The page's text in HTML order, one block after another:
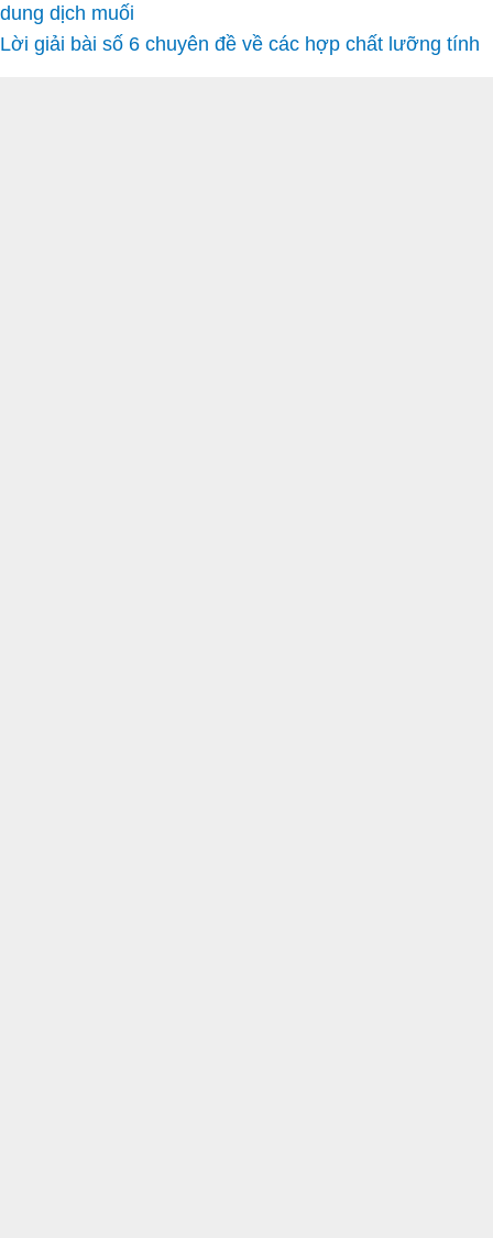
dung dịch muối
Lời giải bài số 6 chuyên đề về các hợp chất lưỡng tính